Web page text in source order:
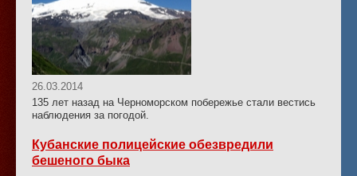
26.03.2014
135 лет назад на Черноморском побережье стали вестись
наблюдения за погодой.
Кубанские полицейские обезвредили
бешеного быка